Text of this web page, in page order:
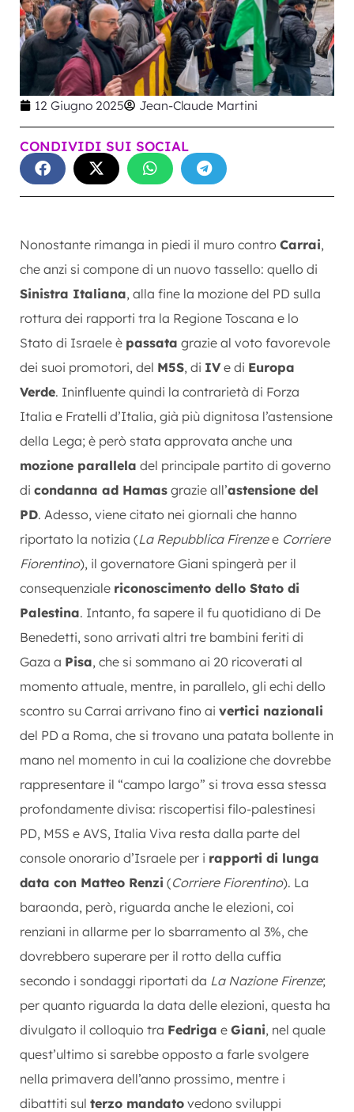
12 Giugno 2025 Jean-Claude Martini
CONDIVIDI SUI SOCIAL
Nonostante rimanga in piedi il muro contro Carrai,
che anzi si compone di un nuovo tassello: quello di
Sinistra Italiana, alla fine la mozione del PD sulla
rottura dei rapporti tra la Regione Toscana e lo
Stato di Israele è passata grazie al voto favorevole
dei suoi promotori, del M5S, di IV e di Europa
Verde. Ininfluente quindi la contrarietà di Forza
Italia e Fratelli d’Italia, già più dignitosa l’astensione
della Lega; è però stata approvata anche una
mozione parallela del principale partito di governo
di condanna ad Hamas grazie all’astensione del
PD. Adesso, viene citato nei giornali che hanno
riportato la notizia (La Repubblica Firenzee Corriere
Fiorentino), il governatore Giani spingerà per il
consequenziale riconoscimento dello Stato di
Palestina. Intanto, fa sapere il fu quotidiano di De
Benedetti, sono arrivati altri tre bambini feriti di
Gaza a Pisa, che si sommano ai 20 ricoverati al
momento attuale, mentre, in parallelo, gli echi dello
scontro su Carrai arrivano fino ai vertici nazionali
del PD a Roma, che si trovano una patata bollente in
mano nel momento in cui la coalizione che dovrebbe
rappresentare il “campo largo” si trova essa stessa
profondamente divisa: riscopertisi filo-palestinesi
PD, M5S e AVS, Italia Viva resta dalla parte del
console onorario d’Israele per i rapporti di lunga
data con Matteo Renzi (Corriere Fiorentino). La
baraonda, però, riguarda anche le elezioni, coi
renziani in allarme per lo sbarramento al 3%, che
dovrebbero superare per il rotto della cuffia
secondo i sondaggi riportati da La Nazione Firenze;
per quanto riguarda la data delle elezioni, questa ha
divulgato il colloquio tra Fedriga e Giani, nel quale
quest’ultimo si sarebbe opposto a farle svolgere
nella primavera dell’anno prossimo, mentre i
dibattiti sul terzo mandato vedono sviluppi